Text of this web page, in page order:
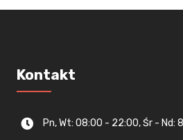
Kontakt
Pn, Wt: 08:00 - 22:00, Śr - Nd: